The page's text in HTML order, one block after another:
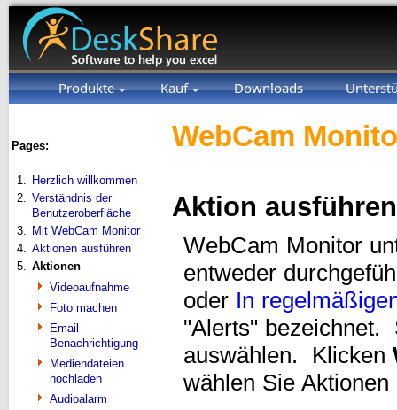
Produkte Kauf Downloads
Pages:
1. Herzlich willkommen
2. Verständnis der
Benutzeroberfläche
3. Mit WebCam Monitor
4. Aktionen ausführen
5. Aktionen
Videoaufnahme
Foto machen
Email
Benachrichtigung
Mediendateien
hochladen
Audioalarm
WebCam
Aktion ausführen
WebCam Monitor
entweder
oder In
"Alerts" bezeichnet.
auswählen. Klicken
wählen Sie